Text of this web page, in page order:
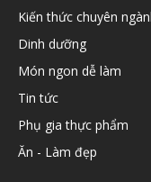
Kiến thức chuyên
Dinh dưỡng
Món ngon dễ làm
Tin tức
Phụ gia thực phẩm
Ăn - Làm đẹp